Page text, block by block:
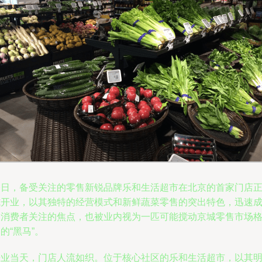
，备受关注的零售新锐品牌乐和生活超市在北京的首家门店正
业，以其独特的经营模式和新鲜蔬菜零售的突出特色，迅速成
费者关注的焦点，也被业内视为一匹可能搅动京城零售市场格
“黑马”。
当天，门店人流如织。位于核心社区的乐和生活超市，以其明